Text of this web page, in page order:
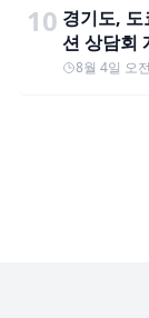
10 경기도, 도
션 상담회
8월 4일 오